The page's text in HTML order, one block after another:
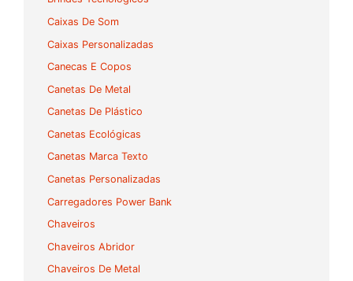
Caixas De Som
Caixas Personalizadas
Canecas E Copos
Canetas De Metal
Canetas De Plástico
Canetas Ecológicas
Canetas Marca Texto
Canetas Personalizadas
Carregadores Power Bank
Chaveiros
Chaveiros Abridor
Chaveiros De Metal